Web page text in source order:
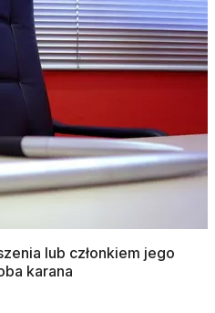
lub członkiem jego
karana